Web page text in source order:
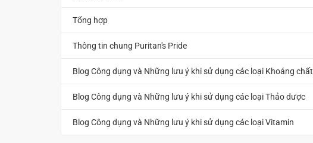
Tổng hợp
Thông tin chung Puritan's Pride
Blog Công dụng và Những lưu ý khi sử dụng các loại Khoáng chất
Blog Công dụng và Những lưu ý khi sử dụng các loại Thảo dược
Blog Công dụng và Những lưu ý khi sử dụng các loại Vitamin